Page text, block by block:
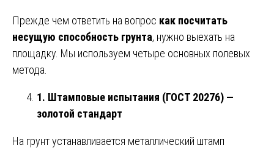
Прежде чем ответить на вопрос как посчитать
несущую способность грунта, нужно выехать на
площадку. Мы используем четыре основных полевых
метода.
1. Штамповые испытания (ГОСТ 20276) —
золотой стандарт
На грунт устанавливается металлический штамп